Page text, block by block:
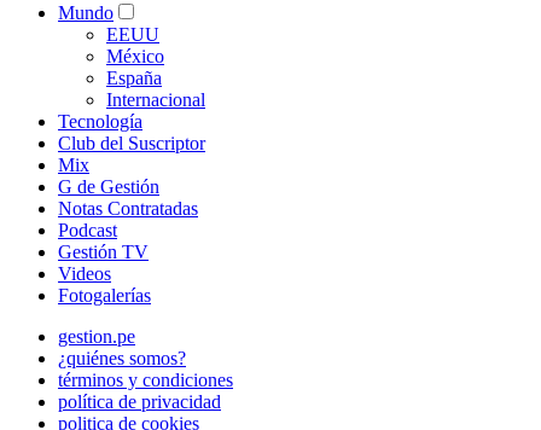
Mundo
EEUU
México
España
Internacional
Tecnología
Club del Suscriptor
Mix
G de Gestión
Notas Contratadas
Podcast
Gestión TV
Videos
Fotogalerías
gestion.pe
¿quiénes somos?
términos y condiciones
política de privacidad
politica de cookies